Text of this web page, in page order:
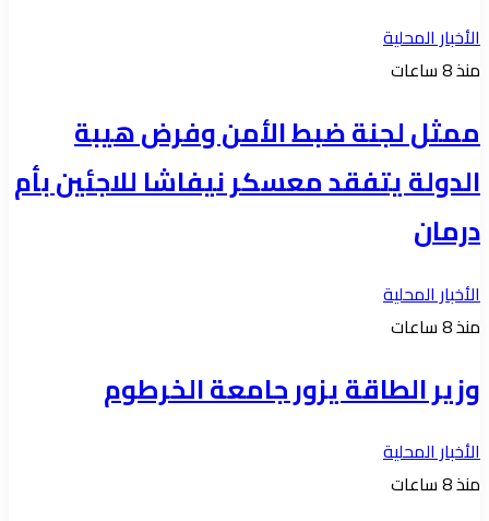
الأخبار المحلية
منذ 8 ساعات
ممثل لجنة ضبط الأمن وفرض هيبة
الدولة يتفقد معسكر نيفاشا للاجئين بأم
درمان
الأخبار المحلية
منذ 8 ساعات
وزير الطاقة يزور جامعة الخرطوم
الأخبار المحلية
منذ 8 ساعات